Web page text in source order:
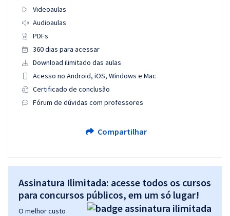
Videoaulas
Audioaulas
PDFs
360 dias para acessar
Download ilimitado das aulas
Acesso no Android, iOS, Windows e Mac
Certificado de conclusão
Fórum de dúvidas com professores
Compartilhar
Assinatura Ilimitada: acesse todos os cursos
para concursos públicos, em um só lugar!
O melhor custo